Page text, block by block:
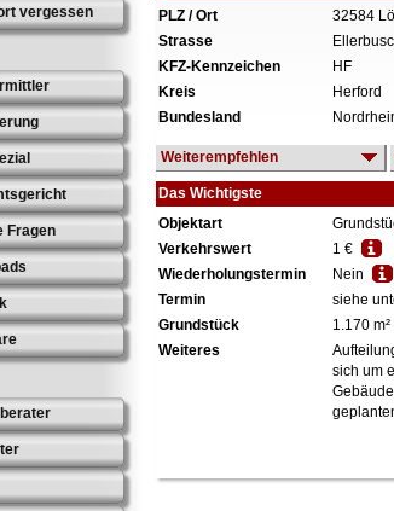
vergessen
Fragen
PLZ / Ort
32584
Strasse
KFZ-Kennzeichen
HF
Kreis
Herford
Bundesland
Weiterempfehlen
Das Wichtigste
Objektart
Verkehrswert
1 €
Wiederholungstermin
Nein
Termin
siehe
Grundstück
1.170 m²
Weiteres
sich um